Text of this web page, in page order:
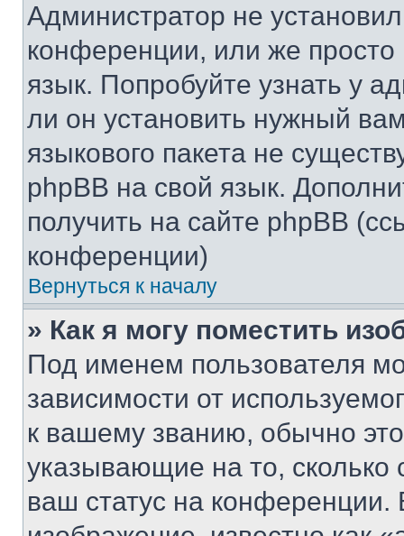
Администратор не
конференции, или же
язык. Попробуйте узнать у
ли он установить нужный
языкового пакета не
phpBB на свой язык.
получить на сайте phpBB
конференции)
Вернуться к началу
» Как я могу поместить
Под именем пользователя
зависимости от
к вашему званию, обычно это
указывающие на то,
ваш статус на